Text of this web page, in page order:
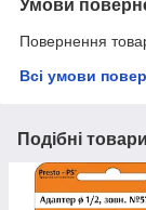
Умови
Повернення
Всі умови
Подібні